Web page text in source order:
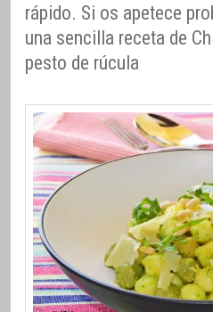
rápido. Si os apetece
una sencilla receta de
pesto de rúcula